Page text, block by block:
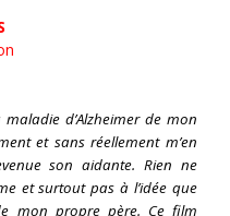
d’Alzheimer de mon
et sans réellement m’en
son aidante. Rien ne
et surtout pas à l’idée que
mon propre père. Ce film